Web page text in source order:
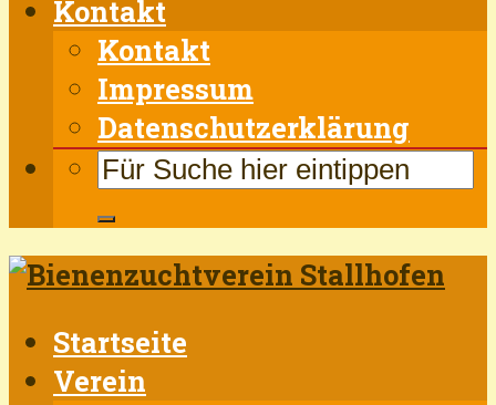
Kontakt
Kontakt
Impressum
Datenschutzerklärung
Startseite
Verein